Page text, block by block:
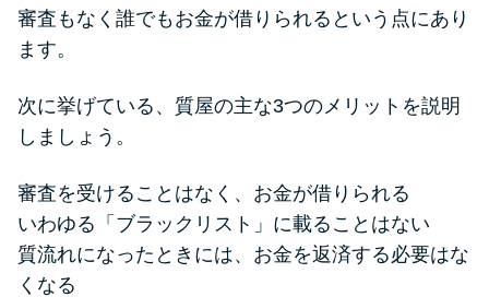
審査もなく誰でもお金が借りられるという点にあり
ます。
次に挙げている、質屋の主な3つのメリットを説明
しましょう。
審査を受けることはなく、お金が借りられる
いわゆる「ブラックリスト」に載ることはない
質流れになったときには、お金を返済する必要はな
くなる